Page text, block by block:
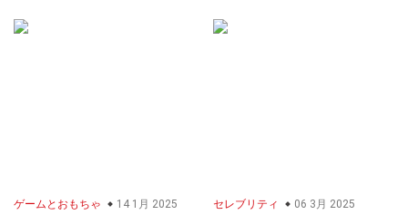
ゲームとおもちゃ 14 1月 2025 セレブリティ 06 3月 2025